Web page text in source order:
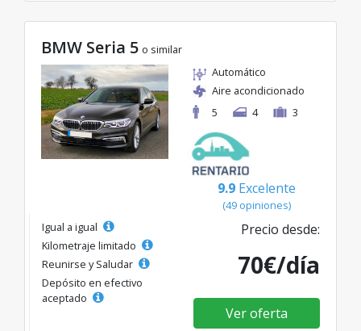
BMW Seria 5 o similar
Automático
Aire acondicionado
5
4 3
9.9 Excelente
(49 opiniones)
Igual a igual
Kilometraje limitado
Reunirse y Saludar
Depósito en efectivo
aceptado
Precio desde:
70€/día
Ver oferta